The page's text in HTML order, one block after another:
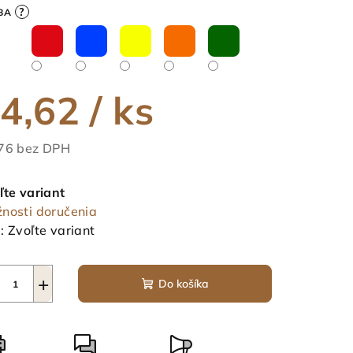
?
/ ks
bez DPH
variant
doručenia
Zvoľte variant
+ Do košíka